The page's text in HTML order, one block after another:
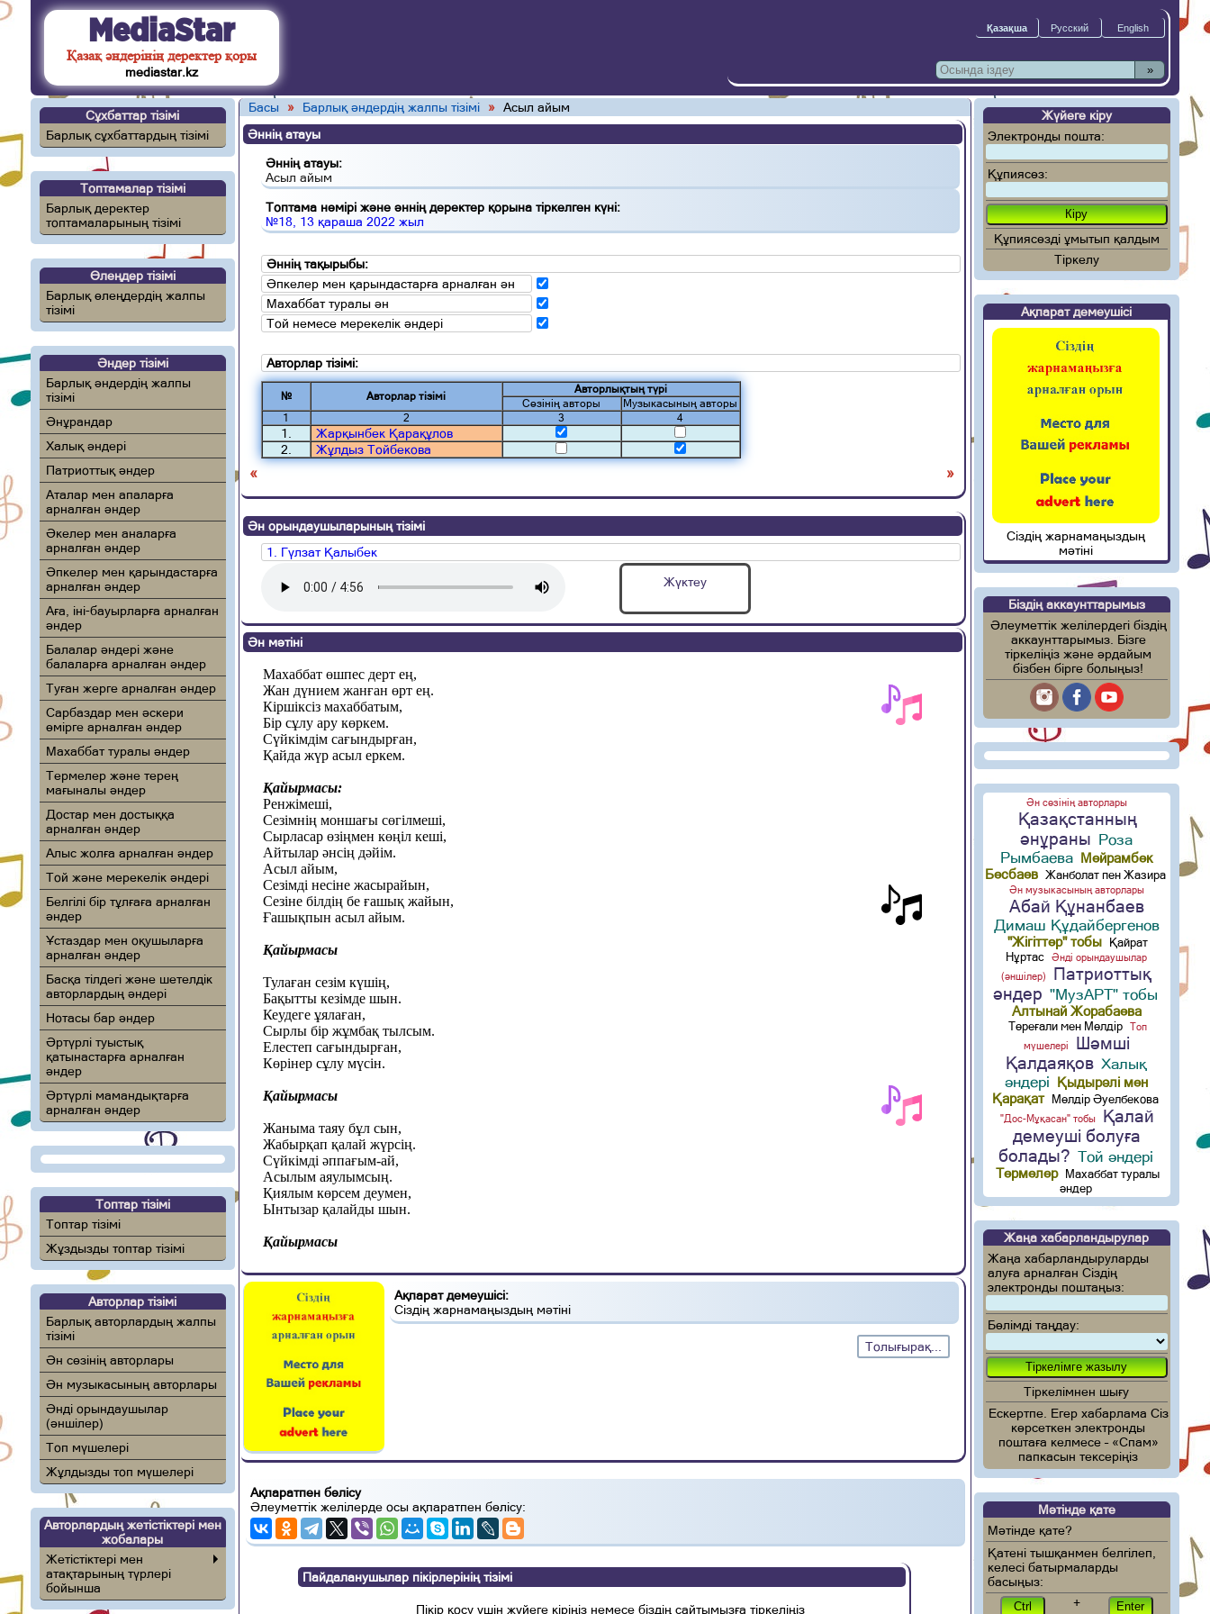
MediaStar
Қазақ әндерінің деректер қоры
mediastar.kz »
Сұхбаттар тізімі
Барлық сұхбаттардың тізімі
Топтамалар тізімі
Барлық деректер
топтамаларының тізімі
Өлеңдер тізімі
Барлық өлеңдердің жалпы
тізімі
Әндер тізімі
Барлық әндердің жалпы
тізімі
Әнұрандар
Халық әндері
Патриоттық әндер
Аталар мен апаларға
арналған әндер
Әкелер мен аналарға
арналған әндер
Әпкелер мен қарындастарға
арналған әндер
Аға, іні-бауырларға арналған
әндер
Балалар әндері және
балаларға арналған әндер
Туған жерге арналған әндер
Сарбаздар мен әскери
өмірге арналған әндер
Махаббат туралы әндер
Термелер және терең
мағыналы әндер
Достар мен достыққа
арналған әндер
Алыс жолға арналған әндер
Той және мерекелік әндері
Белгілі бір тұлғаға арналған
әндер
Ұстаздар мен оқушыларға
арналған әндер
Басқа тілдегі және шетелдік
авторлардың әндері
Нотасы бар әндер
Әртүрлі туыстық
қатынастарға арналған
әндер
Әртүрлі мамандықтарға
арналған әндер
Топтар тізімі
Топтар тізімі
Жұздызды топтар тізімі
Авторлар тізімі
Барлық авторлардың жалпы
тізімі
Ән сөзінің авторлары
Ән музыкасының авторлары
Әнді орындаушылар
(әншілер)
Топ мүшелері
Жұлдызды топ мүшелері
Авторлардың жетістіктері мен
жобалары
Жетістіктері мен
атақтарының түрлері
бойынша
Басы » Барлық әндердің жалпы тізімі » Асыл айым
Әннің атауы
Әннің атауы:
Асыл айым
Топтама нөмірі және әннің деректер қорына тіркелген күні:
№18, 13 қараша 2022 жыл
Әннің тақырыбы:
Әпкелер мен қарындастарға арналған ән
Махаббат туралы ән
Той немесе мерекелік әндері
Авторлар тізімі:
№ Авторлар тізімі
Авторлықтың түрі
Сөзінің авторы
Музыкасының авторы
1
2 3 4
1.
Жарқынбек Қарақұлов
2.
Жұлдыз Тойбекова
« »
Ән орындаушыларының тізімі
1. Гүлзат Қалыбек
Жүктеу
Ән мәтіні
Махаббат өшпес дерт ең,
Жан дүнием жанған өрт ең.
Кіршіксіз махаббатым,
Бір сұлу ару көркем.
Сүйкімдім сағындырған,
Қайда жүр асыл еркем.
Қайырмасы:
Ренжімеші,
Сезімнің моншағы сөгілмеші,
Сырласар өзіңмен көңіл кеші,
Айтылар әнсің дәйім.
Асыл айым,
Сезімді несіне жасырайын,
Сезіне білдің бе ғашық жайын,
Ғашықпын асыл айым.
Қайырмасы
Тулаған сезім күшің,
Бақытты кезімде шын.
Кеудеге ұялаған,
Сырлы бір жұмбақ тылсым.
Елестеп сағындырған,
Көрінер сұлу мүсін.
Қайырмасы
Жаныма таяу бұл сын,
Жабырқап қалай жүрсің.
Сүйкімді әппағым-ай,
Асылым аяулымсың.
Қиялым көрсем деумен,
Ынтызар қалайды шын.
Қайырмасы
Ақпарат демеушісі:
Сіздің жарнамаңыздың мәтіні
Толығырақ...
Ақпаратпен бөлісу
Әлеуметтік желілерде осы ақпаратпен бөлісу:
Пайдаланушылар пікірлерінің тізімі
Пікір қосу үшін жүйеге кіріңіз немесе біздің сайтымызға тіркеліңіз
Жүйеге кіру
Электронды пошта:
Құпиясөз:
Құпиясөзді ұмытып қалдым
Тіркелу
Ақпарат демеушісі
Сіздің жарнамаңыздың
мәтіні
Біздің аккаунттарымыз
Әлеуметтік желілердегі біздің
аккаунттарымыз. Бізге
тіркеліңіз және әрдайым
бізбен бірге болыңыз!
Ән сөзінің авторлары
Қазақстанның
әнұраны Роза
Рымбаева Мейрамбек
Бесбаев Жанболат пен Жазира
Ән музыкасының авторлары
Абай Құнанбаев
Димаш Құдайбергенов
"Жігіттер" тобы
Қайрат
Нұртас
Әнді орындаушылар
(әншілер)
Патриоттық
әндер "МузАРТ" тобы
Алтынай Жорабаева
Төреғали мен Мөлдір
Топ
мүшелері
Шәмші
Қалдаяқов Халық
әндері Қыдырәлі мен
Қарақат
Мөлдір Әуелбекова
"Дос-Мұқасан" тобы
Қалай
демеуші болуға
болады? Той әндері
Термелер
Махаббат туралы
әндер
Жаңа хабарландырулар
Жаңа хабарландыруларды
алуға арналған Сіздің
электронды поштаңыз:
Бөлімді таңдау:
Тіркелімнен шығу
Ескертпе. Егер хабарлама Сіз
көрсеткен электронды
поштаға келмесе – «Спам»
папкасын тексеріңіз
Мәтінде қате
Мәтінде қате?
Қатені тышқанмен белгілеп,
келесі батырмаларды
басыңыз:
+